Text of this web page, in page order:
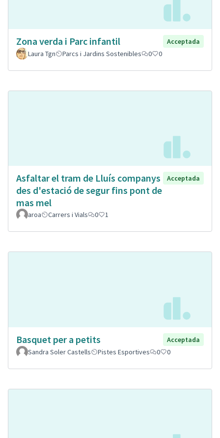
Zona verda i Parc infantil
Acceptada
Laura Tgn
Parcs i Jardins Sostenibles 0 0
Asfaltar el tram de Lluís companys
des d'estació de segur fins pont de
mas mel
Acceptada
aroa Carrers i Vials 0 1
Basquet per a petits
Acceptada
Sandra Soler Castells
Pistes Esportives 0 0